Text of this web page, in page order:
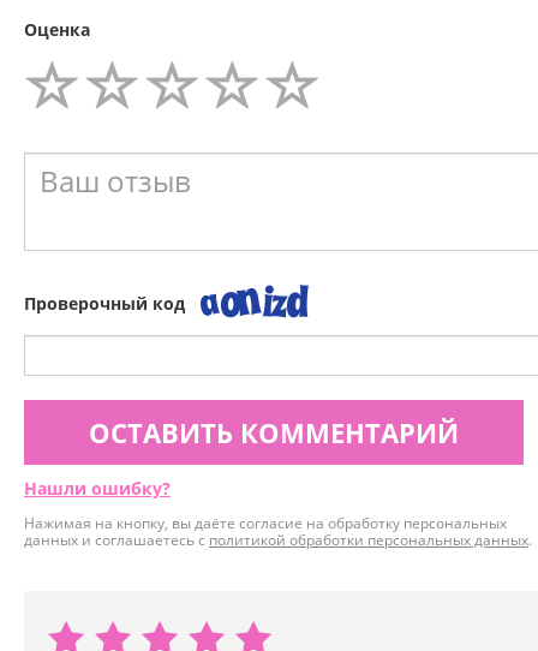
Оценка
Проверочный код
ОСТАВИТЬ КОММЕНТАРИЙ
Нашли ошибку?
Нажимая на кнопку, вы даёте согласие на обработку персональных
данных и соглашаетесь с политикой обработки персональных данных.